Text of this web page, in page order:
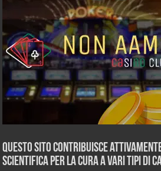
Questo sito contribuisce
scientifica per la cura a vari tipi di